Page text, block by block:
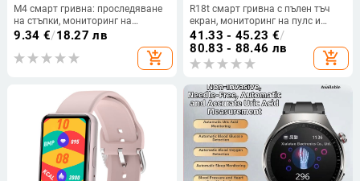
M4 смарт гривна: проследяване
на стъпки, мониторинг на
сърдечния ритъм, анализ на
информационни известия
9.34 €/18.27 лв
add_shopping_cart
R18t смарт гривна с пълен тъч
екран, мониторинг на пулс и
кръвно налягане, водоустойчива,
Bluetooth, живот на батерията 7–
14 дни.
41.33 - 45.23 €/
80.83 - 88.46 лв
add_shopping_cart